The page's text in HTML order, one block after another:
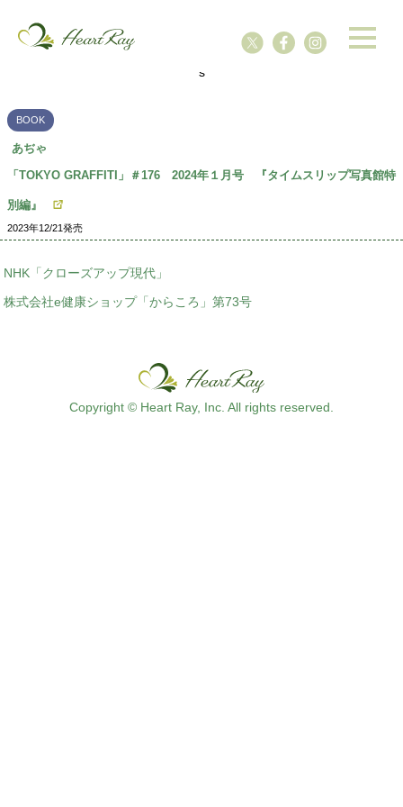
s
BOOK
あぢゃ
「TOKYO GRAFFITI」＃176 2024年１月号 『タイムスリップ写真館特
別編』
2023年12/21発売
NHK「クローズアップ現代」
株式会社e健康ショップ「からころ」第73号
Copyright © Heart Ray, Inc. All rights reserved.